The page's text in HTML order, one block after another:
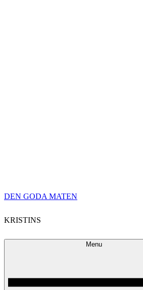
Skip
content
DEN GODA MATEN
KRISTINS
Menu